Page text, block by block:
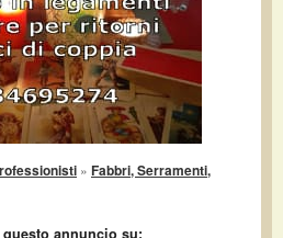
» Fabbri, Serramenti,
annuncio su: